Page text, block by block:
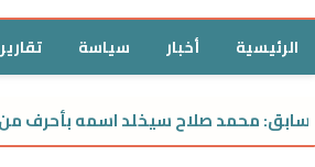
الرئيسية أخبار سياسة تقارير
محمد صلاح سيخلد اسمه بأحرف من ذهب